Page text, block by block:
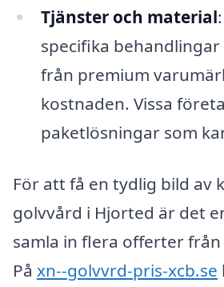
Tjänster och material
specifika
från premium
kostnaden. Vissa
paketlösningar som
För att få en tydlig bild av
golvvård i Hjorted är det
samla in flera offerter
På xn--golvvrd-pris-xcb.se